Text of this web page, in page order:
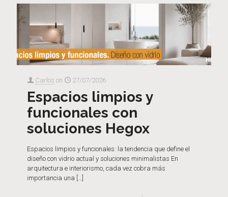
Carlos on 27/07/2026
Espacios limpios y
funcionales con
soluciones Hegox
Espacios limpios y funcionales: la tendencia que define el
diseño con vidrio actual y soluciones minimalistas En
arquitectura e interiorismo, cada vez cobra más
importancia una […]